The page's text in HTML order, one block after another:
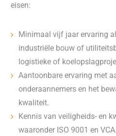
eisen:
Minimaal vijf jaar ervaring
industriële bouw of
logistieke of
Aantoonbare ervaring met
onderaannemers en het
kwaliteit.
Kennis van veiligheids- en
waaronder ISO 9001 en VCA.